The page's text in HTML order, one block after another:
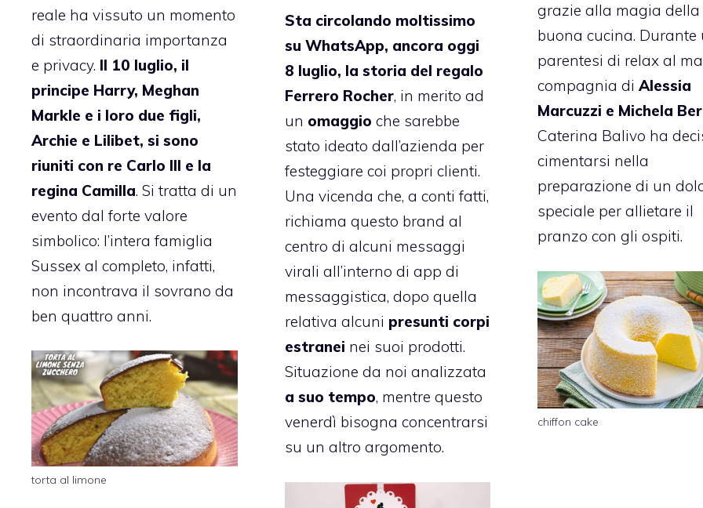
grazie alla magia della
buona cucina. Durante
parentesi di relax al
compagnia diAlessia
Marcuzzi e Michela
Caterina Balivo ha
cimentarsi nella
preparazione di un
speciale per allietare il
pranzo con gli ospiti.
chiffon cake
reale ha vissuto un momento
di straordinaria importanza
e privacy. Il 10 luglio, il
principe Harry, Meghan
Markle e i loro due figli,
Archie e Lilibet, si sono
riuniti con re Carlo III e la
regina Camilla. Si tratta di un
evento dal forte valore
simbolico: l’intera famiglia
Sussex al completo, infatti,
non incontrava il sovrano da
ben quattro anni.
torta al limone
Sta circolando moltissimo
su WhatsApp, ancora oggi
8 luglio, la storia del regalo
Ferrero Rocher, in merito ad
un omaggio che sarebbe
stato ideato dall’azienda per
festeggiare coi propri clienti.
Una vicenda che, a conti fatti,
richiama questo brand al
centro di alcuni messaggi
virali all’interno di app di
messaggistica, dopo quella
relativa alcuni presunti corpi
estranei nei suoi prodotti.
Situazione da noi analizzata
a suo tempo, mentre questo
venerdì bisogna concentrarsi
su un altro argomento.